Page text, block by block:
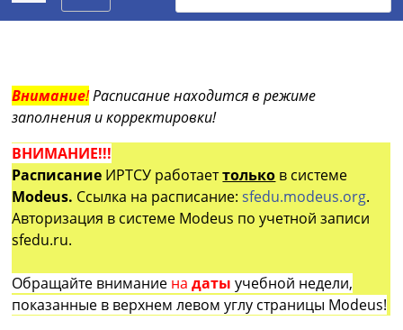
Внимание!Расписание находится в режиме
заполнения и корректировки!
ВНИМАНИЕ!!!
Расписание ИРТСУ работаеттолько в системе
Modeus. Ссылка на расписание:sfedu.modeus.org.
Авторизация в системе Modeus по учетной записи
sfedu.ru.
Обращайте внимание на датыучебной недели,
показанные в верхнем левом углу страницы Modeus!